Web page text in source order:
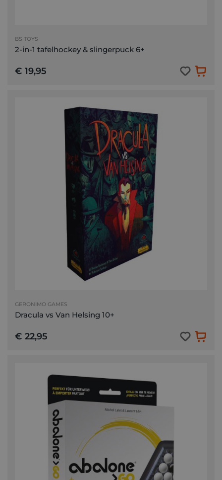
BS TOYS
2-in-1 tafelhockey & slingerpuck 6+
€ 19,95
GERONIMO GAMES
Dracula vs Van Helsing 10+
€ 22,95